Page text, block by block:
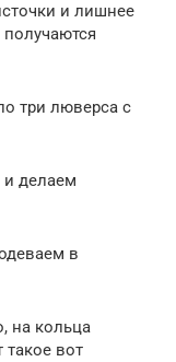
и лишнее
три люверса с
и делаем
в
на кольца
такое вот